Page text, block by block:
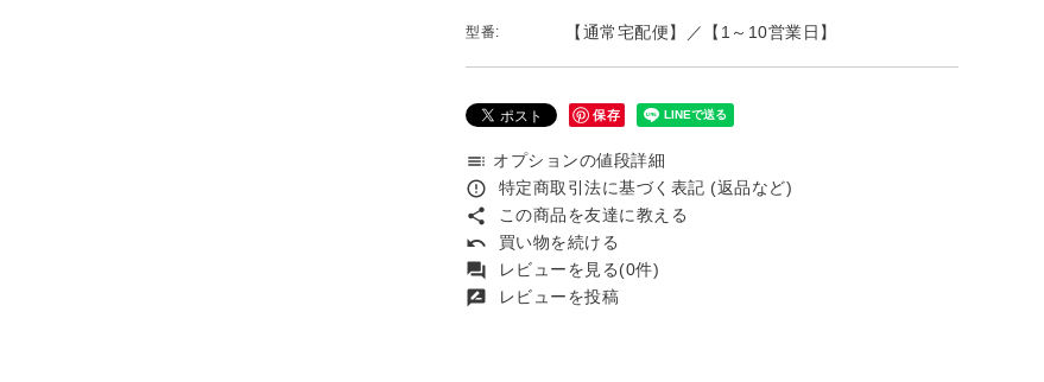
型番: 【通常宅配便】／【1～10営業日】
保存
toc オプションの値段詳細
error_outline 特定商取引法に基づく表記 (返品など)
share この商品を友達に教える
undo 買い物を続ける
forum レビューを見る(0件)
rate_review レビューを投稿